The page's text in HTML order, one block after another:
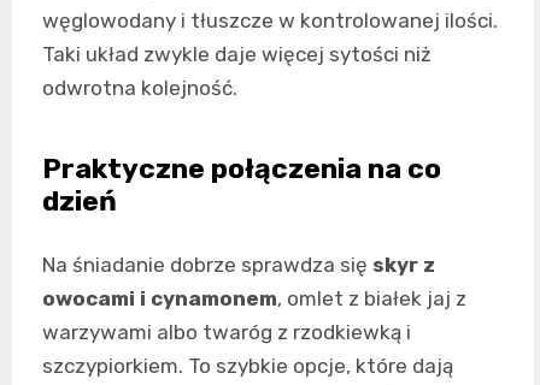
węglowodany i tłuszcze w kontrolowanej ilości.
Taki układ zwykle daje więcej sytości niż
odwrotna kolejność.
Praktyczne połączenia na co
dzień
Na śniadanie dobrze sprawdza się skyr z
owocami i cynamonem, omlet z białek jaj z
warzywami albo twaróg z rzodkiewką i
szczypiorkiem. To szybkie opcje, które dają